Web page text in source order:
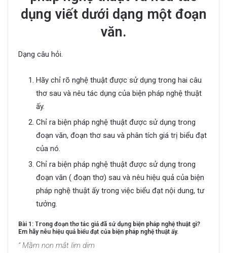
dụng viết dưới dạng một đoạn
văn.
Dạng câu hỏi.
Hãy chỉ rõ nghệ thuật được sử dụng trong hai câu
thơ sau và nêu tác dụng của biện pháp nghệ thuật
ấy.
Chỉ ra biện pháp nghệ thuật được sử dụng trong
đoạn văn, đoạn thơ sau và phân tích giá trị biểu đạt
của nó.
Chỉ ra biện pháp nghệ thuật được sử dụng trong
đoạn văn ( đoạn thơ) sau và nêu hiệu quả của biện
pháp nghệ thuật ấy trong việc biểu đạt nội dung, tư
tưởng.
Bài 1: Trong đoạn thơ tác giả đã sử dụng biện pháp nghệ thuật gì?
Em hãy nêu hiệu quả biểu đạt của biện pháp nghệ thuật ấy.
“ Mầm non mắt lim dim